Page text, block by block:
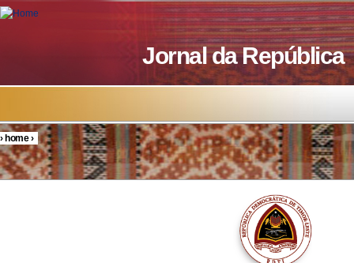
Skip to main content
Jornal da República
You are here
›home›